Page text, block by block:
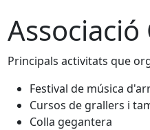
Principals activitats que
Festival de música
Cursos de grallers i
Colla gegantera